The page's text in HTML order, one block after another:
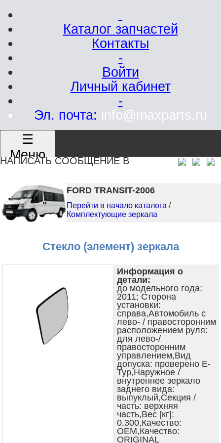
Каталог запчастей
Контакты
-
Войти
Личный кабинет
-
Эл. почта: info@maxparts.ru
☰
Меню
НАПИСАТЬ СООБЩЕНИЕ В
FORD TRANSIT-2006
Перейти в начало каталога /
Комплектующие зеркала
Стекло (элемент) зеркала
Информация о
детали:
до модельного года:
2011; Сторона
установки:
справа,Автомобиль с
лево- / правосторонним
расположением руля:
для лево-/
правосторонним
управлением,Вид
допуска: проверено E-
Typ,Наружное /
внутреннее зеркало
заднего вида:
выпуклый,Секция /
часть: верхняя
часть,Вес [кг]:
0,300,Качество:
OEM,Качество:
ORIGINAL